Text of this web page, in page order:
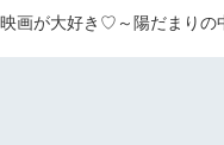
画が大好き♡～陽だまりの